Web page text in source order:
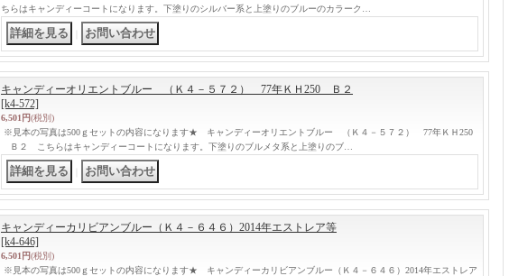
ちらはキャンディーコートになります。下塗りのシルバー系と上塗りのブルーのカラーク…
キャンディーオリエントブルー （Ｋ４－５７２） 77年ＫＨ250 Ｂ２
[k4-572]
6,501円(税別)
※見本の写真は500ｇセットの内容になります★ キャンディーオリエントブルー （Ｋ４－５７２） 77年ＫＨ250
Ｂ２ こちらはキャンディーコートになります。下塗りのブルメタ系と上塗りのブ…
キャンディーカリビアンブルー（Ｋ４－６４６）2014年エストレア等
[k4-646]
6,501円(税別)
※見本の写真は500ｇセットの内容になります★ キャンディーカリビアンブルー（Ｋ４－６４６）2014年エストレア